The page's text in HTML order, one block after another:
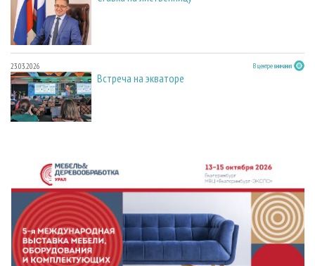
23.03.2026 В центре внимания
Встреча на экваторе